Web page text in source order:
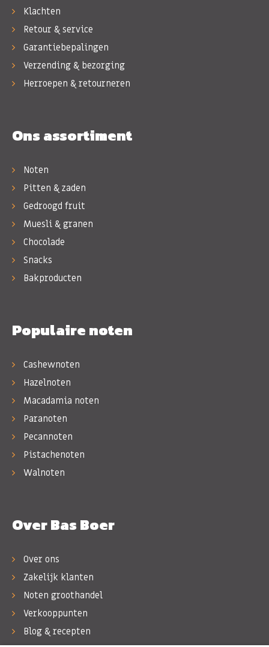
Klachten
Retour & service
Garantiebepalingen
Verzending & bezorging
Herroepen & retourneren
Ons assortiment
Noten
Pitten & zaden
Gedroogd fruit
Muesli & granen
Chocolade
Snacks
Bakproducten
Populaire noten
Cashewnoten
Hazelnoten
Macadamia noten
Paranoten
Pecannoten
Pistachenoten
Walnoten
Over Bas Boer
Over ons
Zakelijk klanten
Noten groothandel
Verkooppunten
Blog & recepten